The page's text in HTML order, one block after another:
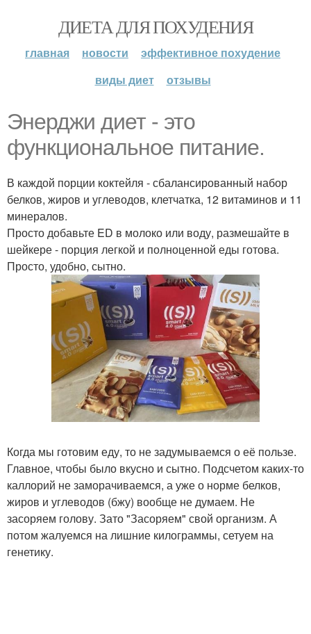
ДИЕТА ДЛЯ ПОХУДЕНИЯ
главная новости
эффективное похудение
виды диет
отзывы
Энерджи диет - это
функциональное питание.
В каждой порции коктейля - сбалансированный набор
белков, жиров и углеводов, клетчатка, 12 витаминов и 11
минералов.
Просто добавьте ED в молоко или воду, размешайте в
шейкере - порция легкой и полноценной еды готова.
Просто, удобно, сытно.
Когда мы готовим еду, то не задумываемся о её пользе.
Главное, чтобы было вкусно и сытно. Подсчетом каких-то
каллорий не заморачиваемся, а уже о норме белков,
жиров и углеводов (бжу) вообще не думаем. Не
засоряем голову. Зато "Засоряем" свой организм. А
потом жалуемся на лишние килограммы, сетуем на
генетику.